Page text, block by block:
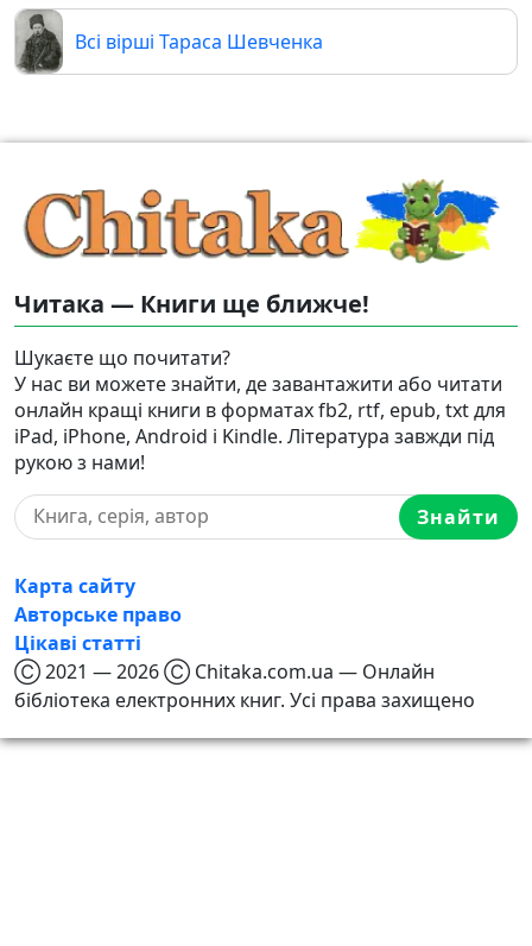
Всі вірші Тараса Шевченка
Читака — Книги ще ближче!
Шукаєте що почитати?
У нас ви можете знайти, де завантажити або читати
онлайн кращі книги в форматах fb2, rtf, epub, txt для
iPad, iPhone, Android і Kindle. Література завжди під
рукою з нами!
Знайти
Карта сайту
Авторське право
Цікаві статті
Ⓒ 2021 — 2026 Ⓒ Chitaka.com.ua — Онлайн
бібліотека електронних книг. Усі права захищено